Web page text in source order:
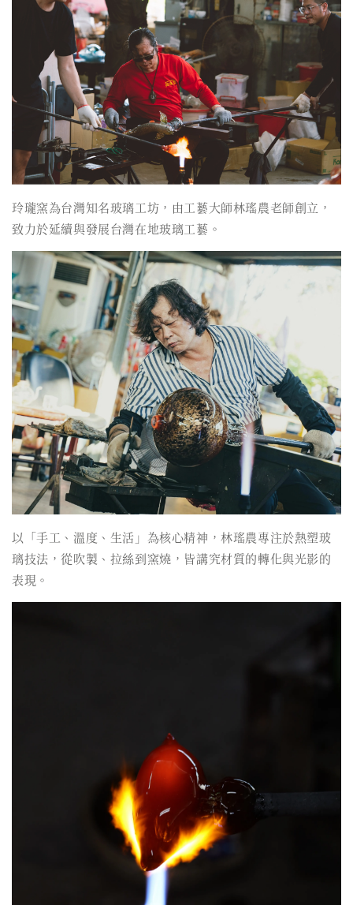
玲瓏窯為台灣知名玻璃工坊，由工藝大師林瑤農老師創立，
致力於延續與發展台灣在地玻璃工藝。
以「手工、溫度、生活」為核心精神，林瑤農專注於熱塑玻
璃技法，從吹製、拉絲到窯燒，皆講究材質的轉化與光影的
表現。